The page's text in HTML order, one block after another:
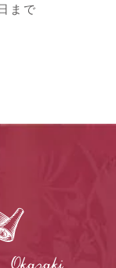
まで